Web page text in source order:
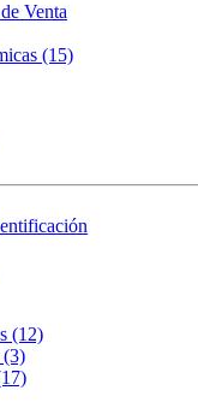
Venta
(15)
(12)
(3)